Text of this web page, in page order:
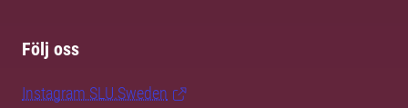
Följ oss
Instagram SLU.Sweden